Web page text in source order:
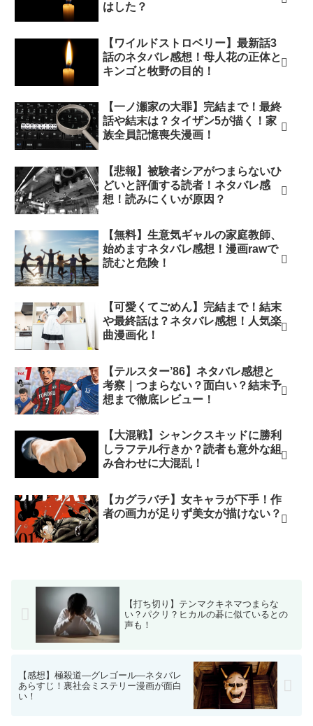
はした？
【ワイルドストロベリー】最新話3
話のネタバレ感想！母人花の正体と
キンゴと牧野の目的！
【一ノ瀬家の大罪】完結まで！最終
話や結末は？タイザン5が描く！家
族全員記憶喪失漫画！
【悲報】被験者シアがつまらないひ
どいと評価する読者！ネタバレ感
想！読みにくいが原因？
【無料】生意気ギャルの家庭教師、
始めますネタバレ感想！漫画rawで
読むと危険！
【可愛くてごめん】完結まで！結末
や最終話は？ネタバレ感想！人気楽
曲漫画化！
【テルスター’86】ネタバレ感想と
考察｜つまらない？面白い？結末予
想まで徹底レビュー！
【大混戦】シャンクスキッドに勝利
しラフテル行きか？読者も意外な組
み合わせに大混乱！
【カグラバチ】女キャラが下手！作
者の画力が足りず美女が描けない？
【打ち切り】テンマクキネマつまらな
い？パクリ？ヒカルの碁に似ているとの
声も！
【感想】極殺道―グレゴール―ネタバレ
あらすじ！裏社会ミステリー漫画が面白
い！